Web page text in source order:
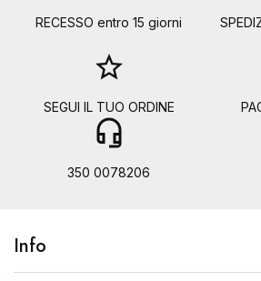
RECESSO entro 15 giorni
star_border
SEGUI IL TUO ORDINE
headset_mic
350 0078206
Info